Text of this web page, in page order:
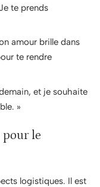
te prends
amour brille dans
te rendre
et je souhaite
»
le
logistiques. Il est